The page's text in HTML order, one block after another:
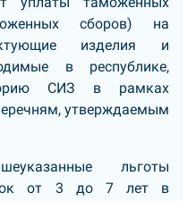
сборов) на
изделия и
в республике,
СИЗ в рамках
утверждаемым
льготы
от 3 до 7 лет в